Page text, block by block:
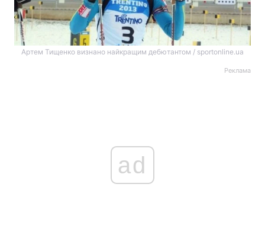
Артем Тищенко визнано найкращим дебютантом / sportonline.ua
Реклама
ad